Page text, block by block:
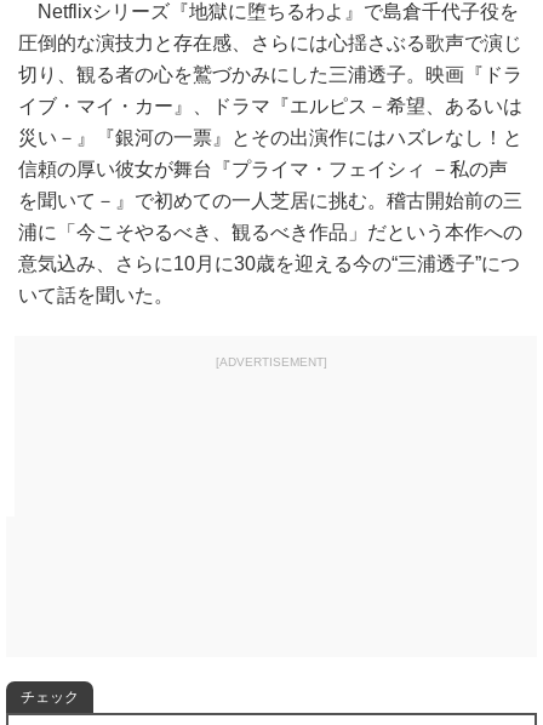
Netflixシリーズ『地獄に堕ちるわよ』で島倉千代子役を
圧倒的な演技力と存在感、さらには心揺さぶる歌声で演じ
切り、観る者の心を鷲づかみにした三浦透子。映画『ドラ
イブ・マイ・カー』、ドラマ『エルピス－希望、あるいは
災い－』『銀河の一票』とその出演作にはハズレなし！と
信頼の厚い彼女が舞台『プライマ・フェイシィ －私の声
を聞いて－』で初めての一人芝居に挑む。稽古開始前の三
浦に「今こそやるべき、観るべき作品」だという本作への
意気込み、さらに10月に30歳を迎える今の“三浦透子”につ
いて話を聞いた。
[ADVERTISEMENT]
チェック